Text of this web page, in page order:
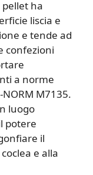
ha
liscia e
e tende ad
confezioni
a norme
M7135.
luogo
potere
il
e alla